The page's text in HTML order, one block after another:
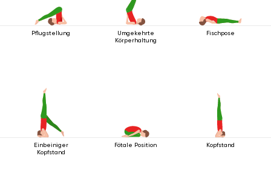
Pflugstellung
Umgekehrte
Körperhaltung
Fischpose
Einbeiniger
Kopfstand
Fötale Position Kopfstand